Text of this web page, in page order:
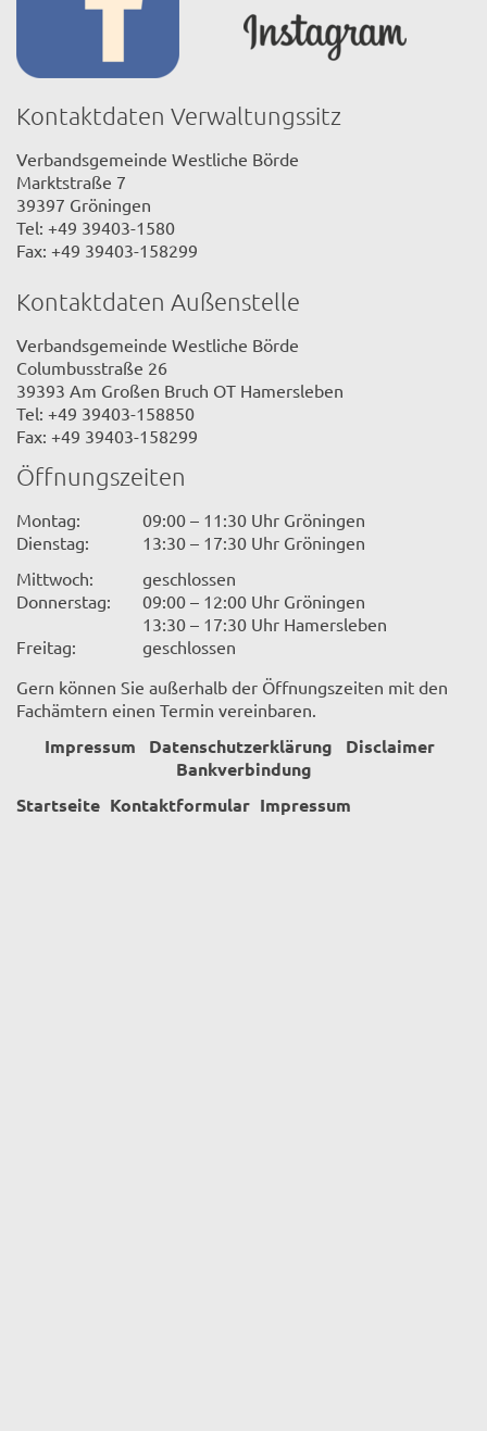
Kontaktdaten Verwaltungssitz
Verbandsgemeinde Westliche Börde
Marktstraße 7
39397 Gröningen
Tel: +49 39403-1580
Fax: +49 39403-158299
Kontaktdaten Außenstelle
Verbandsgemeinde Westliche Börde
Columbusstraße 26
39393 Am Großen Bruch OT Hamersleben
Tel: +49 39403-158850
Fax: +49 39403-158299
Öffnungszeiten
Montag:
09:00 – 11:30 Uhr Gröningen
Dienstag:
13:30 – 17:30 Uhr Gröningen
Mittwoch:
geschlossen
Donnerstag:
09:00 – 12:00 Uhr Gröningen
13:30 – 17:30 Uhr Hamersleben
Freitag:
geschlossen
Gern können Sie außerhalb der Öffnungszeiten mit den
Fachämtern einen Termin vereinbaren.
Impressum Datenschutzerklärung
Disclaimer
Bankverbindung
Startseite Kontaktformular Impressum